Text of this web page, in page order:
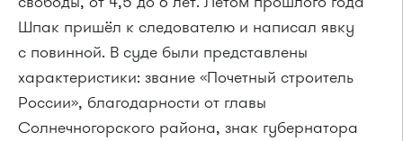
Шпак пришёл к следователю и написал явку
с повинной. В суде были представлены
характеристики: звание «Почетный строитель
России», благодарности от главы
Солнечногорского района, знак губернатора